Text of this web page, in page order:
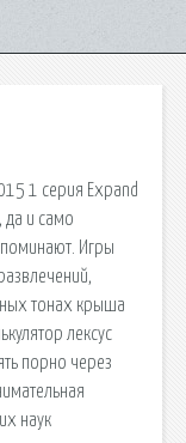
1 серия Expand
да и само
Игры
тонах крыша
лексус
порно через
наук